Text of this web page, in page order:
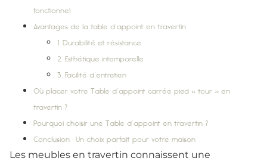
fonctionnel
Avantages de la table d’appoint en travertin
1. Durabilité et résistance
2. Esthétique intemporelle
3. Facilité d’entretien
Où placer votre Table d’appoint carrée pied « tour » en
travertin ?
Pourquoi choisir une Table d’appoint en travertin ?
Conclusion : Un choix parfait pour votre maison
Les meubles en travertin connaissent une